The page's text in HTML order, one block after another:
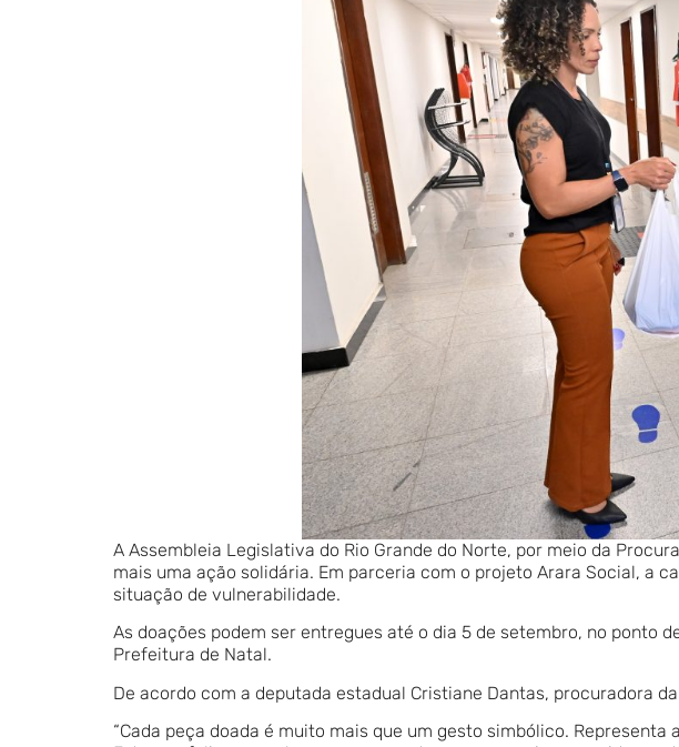
A Assembleia Legislativa do Rio Grande do Norte, por meio da
mais uma ação solidária. Em parceria com o projeto Arara Social, a
situação de vulnerabilidade.
As doações podem ser entregues até o dia 5 de setembro, no ponto
Prefeitura de Natal.
De acordo com a deputada estadual Cristiane Dantas, procuradora
“Cada peça doada é muito mais que um gesto simbólico.